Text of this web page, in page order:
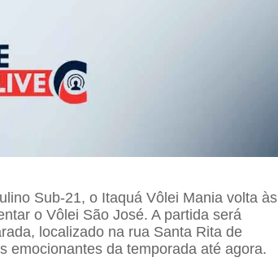
Sub-21, o Itaquá Vôlei Mania volta às
o Vôlei São José. A partida será
localizado na rua Santa Rita de
emocionantes da temporada até agora.